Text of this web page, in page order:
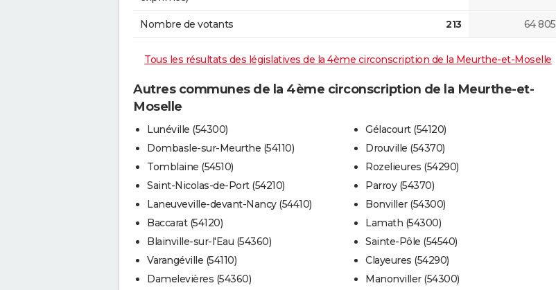
Nombre de votants 213 64 805
Tous les résultats des législatives de la 4ème circonscription de la Meurthe-et-Moselle
Autres communes de la 4ème circonscription de la Meurthe-et-
Moselle
Lunéville (54300)
Dombasle-sur-Meurthe (54110)
Tomblaine (54510)
Saint-Nicolas-de-Port (54210)
Laneuveville-devant-Nancy (54410)
Baccarat (54120)
Blainville-sur-l'Eau (54360)
Varangéville (54110)
Damelevières (54360)
Gélacourt (54120)
Drouville (54370)
Rozelieures (54290)
Parroy (54370)
Bonviller (54300)
Lamath (54300)
Sainte-Pôle (54540)
Clayeures (54290)
Manonviller (54300)